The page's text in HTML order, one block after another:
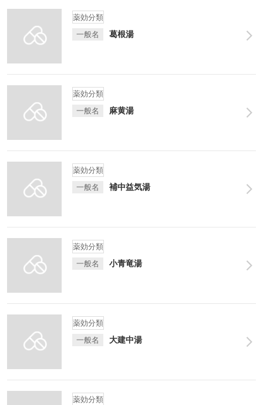
薬効分類
一般名
葛根湯
薬効分類
一般名
麻黄湯
薬効分類
一般名
補中益気湯
薬効分類
一般名
小青竜湯
薬効分類
一般名
大建中湯
薬効分類